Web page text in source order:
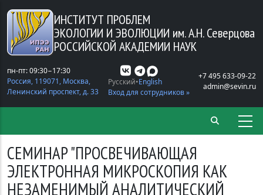
Перейти к основному содержанию
ИНСТИТУТ ПРОБЛЕМ
ЭКОЛОГИИ И ЭВОЛЮЦИИ им. А.Н. Северцова
РОССИЙСКОЙ АКАДЕМИИ НАУК
пн-пт: 09:30−17:30
Россия, 119071, Москва,
Ленинский проспект, д. 33
Русский English
Вход для сотрудников »
+7 495 633-09-22
admin@sevin.ru
СЕМИНАР "ПРОСВЕЧИВАЮЩАЯ
ЭЛЕКТРОННАЯ МИКРОСКОПИЯ КАК
НЕЗАМЕНИМЫЙ АНАЛИТИЧЕСКИЙ